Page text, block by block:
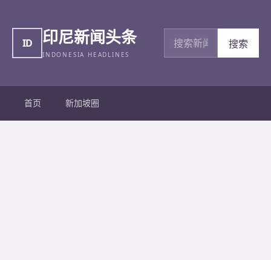
ID 印尼新闻头条
INDONESIA HEADLINES
搜索新闻
搜索
首页 新加坡圈